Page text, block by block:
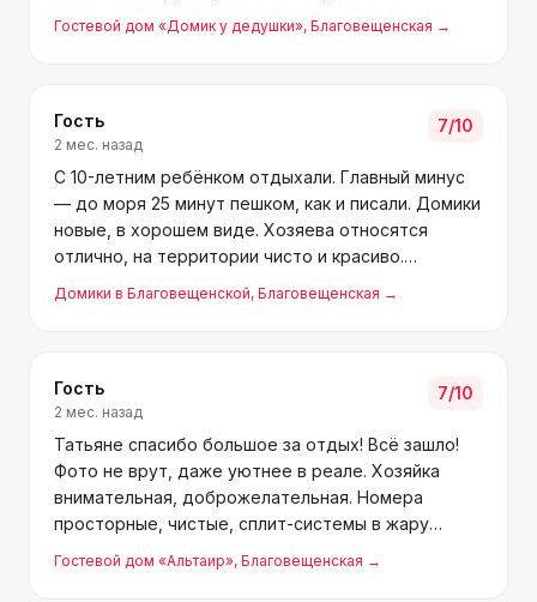
Александру, Наташе, Карине и Наташе за тёплый
приём! Надеюсь, хозяин скидки для постоянных и
Гостевой дом «Домик у дедушки», Благовещенская →
Гость
2 мес. назад
7/10
С 10-летним ребёнком отдыхали. Главный минус
— до моря 25 минут пешком, как и писали. Домики
новые, в хорошем виде. Хозяева относятся
отлично, на территории чисто и красиво.
Особенно нравится большая парковка и бассейн
Домики в Благовещенской, Благовещенская →
Гость
2 мес. назад
7/10
Татьяне спасибо большое за отдых! Всё зашло!
Фото не врут, даже уютнее в реале. Хозяйка
внимательная, доброжелательная. Номера
просторные, чистые, сплит-системы в жару
спасают, а зимой отопление и тёплый пол. На
кухне и в санузле всё есть. Бонус — парковка под
Гостевой дом «Альтаир», Благовещенская →